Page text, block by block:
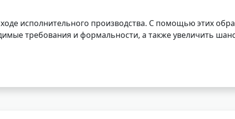
исполнительного производства. С помощью этих
требования и формальности, а также увеличить